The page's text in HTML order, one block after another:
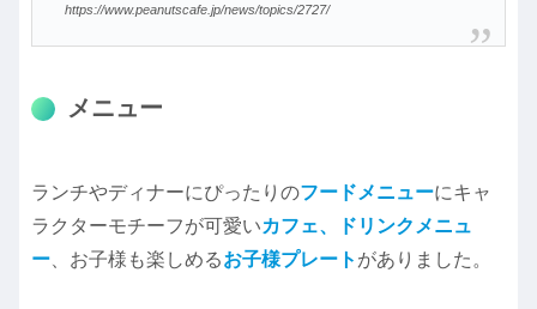
https://www.peanutscafe.jp/news/topics/2727/
メニュー
ランチやディナーにぴったりのフードメニューにキャ
ラクターモチーフが可愛いカフェ、ドリンクメニュ
ー 、お子様も楽しめるお子様プレート がありました。